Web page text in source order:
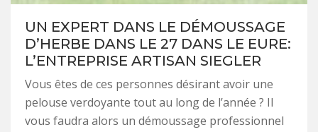
UN EXPERT DANS LE DÉMOUSSAGE
D’HERBE DANS LE 27 DANS LE EURE:
L’ENTREPRISE ARTISAN SIEGLER
Vous êtes de ces personnes désirant avoir une
pelouse verdoyante tout au long de l’année ? Il
vous faudra alors un démoussage professionnel